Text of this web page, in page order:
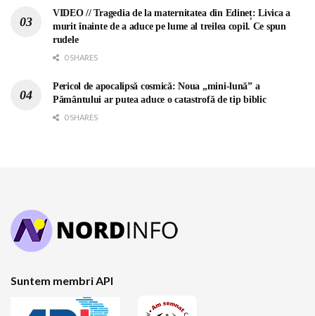
VIDEO // Tragedia de la maternitatea din Edineț: Livica a
murit înainte de a aduce pe lume al treilea copil. Ce spun
rudele
0 SHARES
Pericol de apocalipsă cosmică: Noua „mini-lună” a
Pământului ar putea aduce o catastrofă de tip biblic
0 SHARES
Suntem membri API